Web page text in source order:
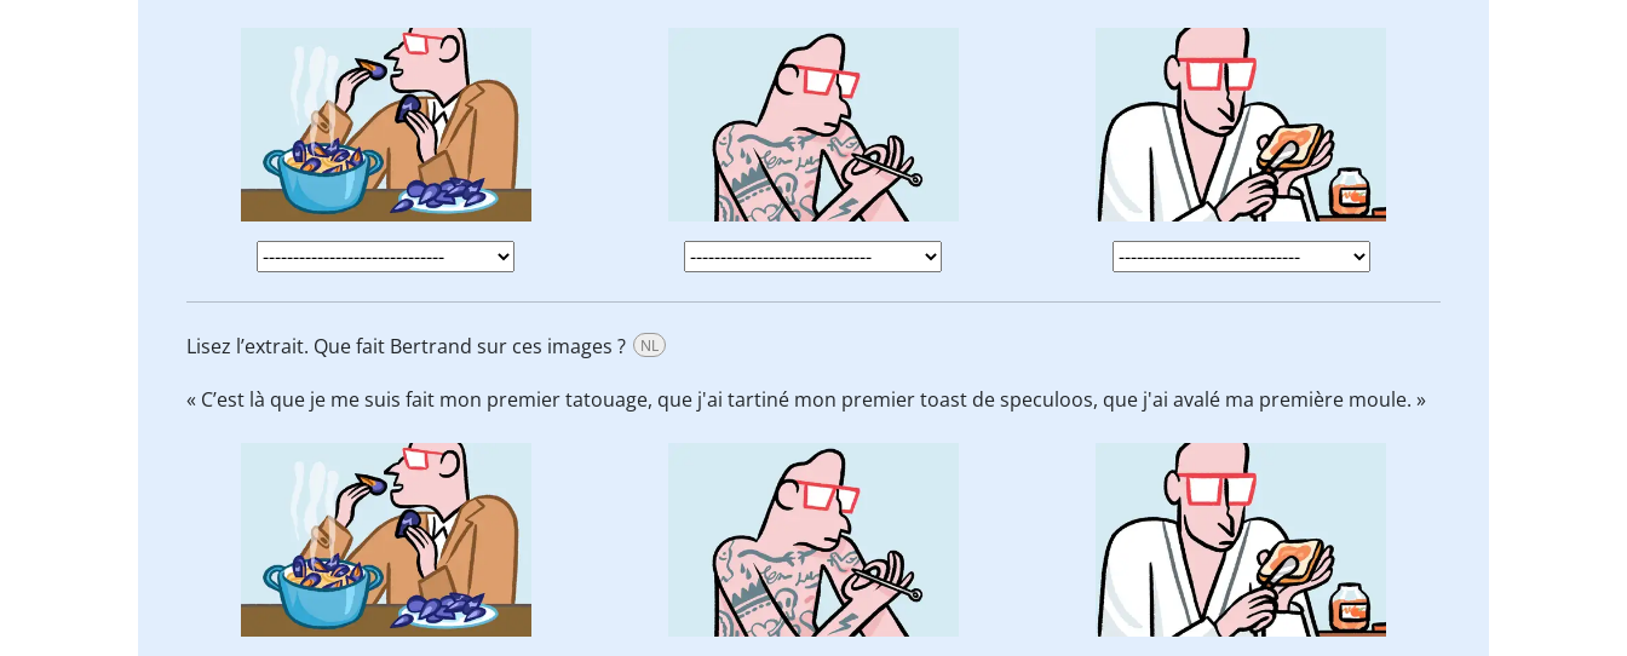
Lisez l’extrait. Que fait Bertrand sur ces images ? NL
« C’est là que je me suis fait mon premier tatouage, que j'ai tartiné mon premier toast de speculoos, que j'ai avalé ma première moule. »